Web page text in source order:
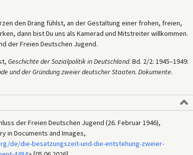
den Drang fühlst, an der Gestaltung einer frohen, freien,
dann bist Du uns als Kamerad und Mitstreiter willkommen.
der Freien Deutschen Jugend.
Geschichte der Sozialpolitik in Deutschland. Bd. 2/2: 1945–1949:
und der Gründung zweier deutscher Staaten. Dokumente.
der Freien Deutschen Jugend (26. Februar 1946),
in Documents and Images,
de/die-besatzungszeit-und-die-entstehung-zweier-